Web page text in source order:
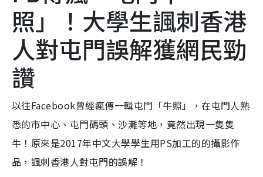
照」！大學生諷刺香港
人對屯門誤解獲網民勁
讚
以往Facebook曾經瘋傳一輯屯門「牛照」，在屯門人熟
悉的市中心、屯門碼頭、沙灘等地，竟然出現一隻隻
牛！原來是2017年中文大學學生用PS加工的的攝影作
品，諷刺香港人對屯門的誤解！